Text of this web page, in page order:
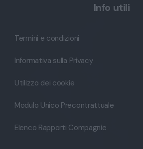
Info utili
Termini e condizioni
Informativa sulla Privacy
Utilizzo dei cookie
Modulo Unico Precontrattuale
Elenco Rapporti Compagnie